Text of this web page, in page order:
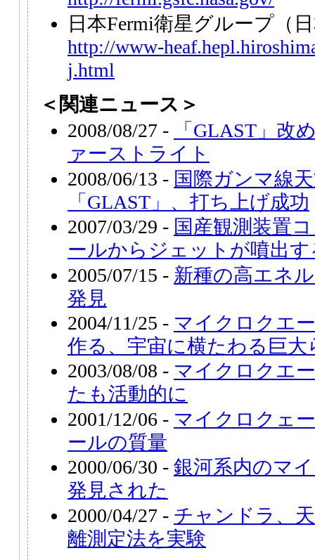
日本Fermi衛星グループ（
http://www-
j.html
＜関連ニュース＞
2008/08/27 -
「GLAST」改
ァーストライト
2008/06/13 - 国際ガンマ線
「GLAST」、打ち上げ成功
2007/03/29 - 国産観測装置
ールからジェットが噴出
2005/07/15 - 新種の高エネ
発見
2004/11/25 - マイクロクエ
作る、宇宙に横たわる巨大
2003/08/08 - マイクロクエ
たも活動的に
2001/12/06 - マイクロクェ
ールの質量
2000/06/30 - 銀河系内のマ
発見された
2000/04/27 - チャンドラ、
離測定法を実験